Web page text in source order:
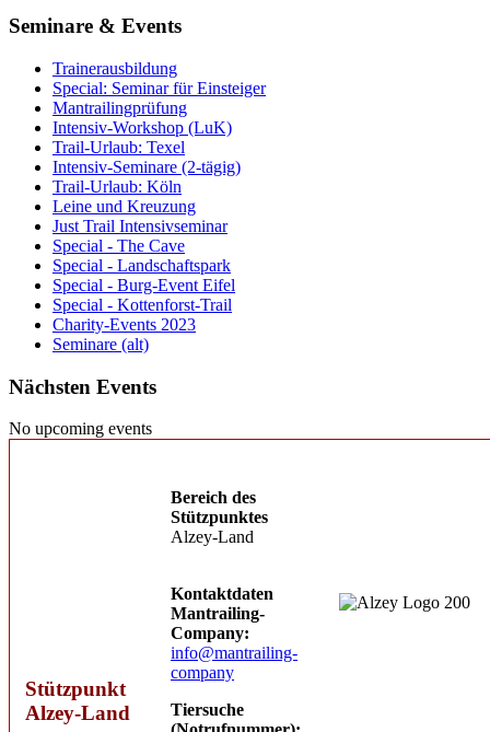
Seminare & Events
Trainerausbildung
Special: Seminar für Einsteiger
Mantrailingprüfung
Intensiv-Workshop (LuK)
Trail-Urlaub: Texel
Intensiv-Seminare (2-tägig)
Trail-Urlaub: Köln
Leine und Kreuzung
Just Trail Intensivseminar
Special - The Cave
Special - Landschaftspark
Special - Burg-Event Eifel
Special - Kottenforst-Trail
Charity-Events 2023
Seminare (alt)
Nächsten Events
No upcoming events
Stützpunkt
Alzey-Land
Bereich des
Stützpunktes
Alzey-Land
Kontaktdaten
Mantrailing-
Company:
info@mantrailing-
company
Tiersuche